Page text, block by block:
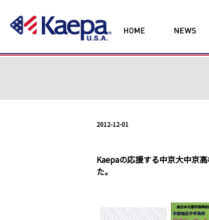
2012-12-01
Kaepaの応援する中京大中京
た。